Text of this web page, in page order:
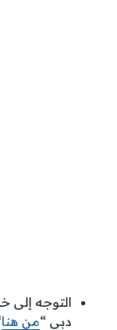
التوجه إلى
دبي “من هنا